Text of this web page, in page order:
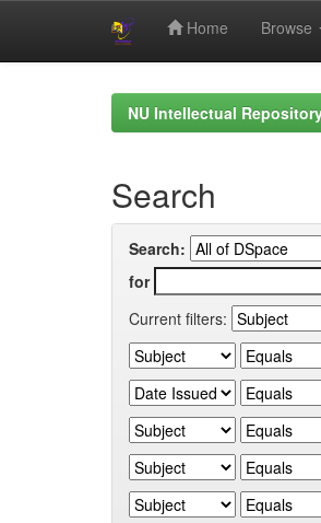
Home Browse
NU Intellectual
Search
Search:
for
Current filters: